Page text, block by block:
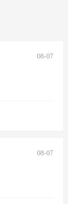
08-07
08-07